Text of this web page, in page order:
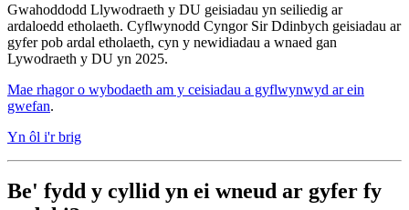
Gwahoddodd Llywodraeth y DU geisiadau yn seiliedig ar
ardaloedd etholaeth. Cyflwynodd Cyngor Sir Ddinbych geisiadau ar
gyfer pob ardal etholaeth, cyn y newidiadau a wnaed gan
Lywodraeth y DU yn 2025.
Mae rhagor o wybodaeth am y ceisiadau a gyflwynwyd ar ein
gwefan.
Yn ôl i'r brig
Be' fydd y cyllid yn ei wneud ar gyfer fy